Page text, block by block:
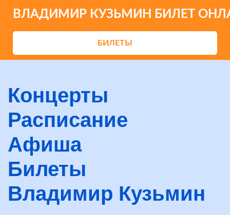
ВЛАДИМИР КУЗЬМИН БИЛЕТ
БИЛЕТЫ
Концерты
Расписание
Афиша
Билеты
Владимир Кузьмин